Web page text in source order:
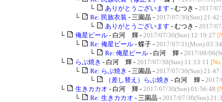
└
ありがとうございます - むつき - 2017/
└
Re: 民族衣装 - 三園晶 - 2017/07/30(Sun)
└
ありがとうございます - むつき - 2017/
└
俺星ビール - 白河 輝 - 2017/07/30(Sun) 12:19:27
└
Re: 俺星ビール - 蝶子 - 2017/07/31(Mon)
└
Re: 俺星ビール - 白河 輝 - 2017/08/
└
らぶ焼き - 白河 輝 - 2017/07/30(Sun) 11:13:11
└
Re: らぶ焼き - 三園晶 - 2017/07/30(Sun)
└
（差し替え）らぶ焼き - 白河 輝 -
└
生きカカオ - 白河 輝 - 2017/07/30(Sun) 01:56:48
└
Re: 生きカカオ - 三園晶 - 2017/07/30(Sun)